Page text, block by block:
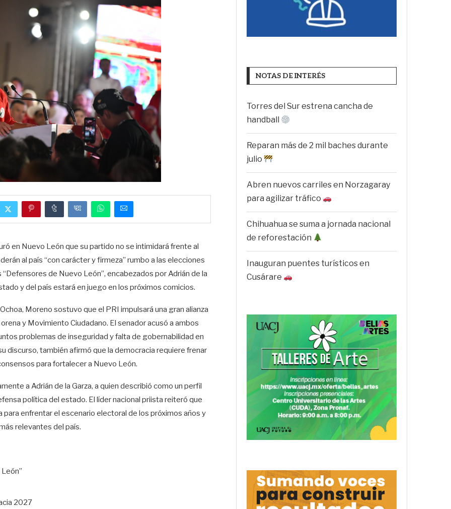
en Nuevo León que su partido no se intimidará frente al
al país “con carácter y firmeza” rumbo a las elecciones
de Nuevo León”, encabezados por Adrián de la
y del país estará en juego en los próximos comicios.
Moreno sostuvo que el PRI impulsará una gran alianza
y Movimiento Ciudadano. El senador acusó a ambos
problemas de inseguridad y falta de gobernabilidad en
discurso, también afirmó que la democracia requiere frenar
para fortalecer a Nuevo León.
a Adrián de la Garza, a quien describió como un perfil
política del estado. El líder nacional priista reiteró que
enfrentar el escenario electoral de los próximos años y
relevantes del país.
2027
NOTAS DE INTERÉS
Torres del Sur estrena cancha de
handball
Reparan más de 2 mil baches durante
julio
Abren nuevos carriles en Norzagaray
para agilizar tráfico
Chihuahua se suma a jornada nacional
de reforestación
Inauguran puentes turísticos en
Cusárare